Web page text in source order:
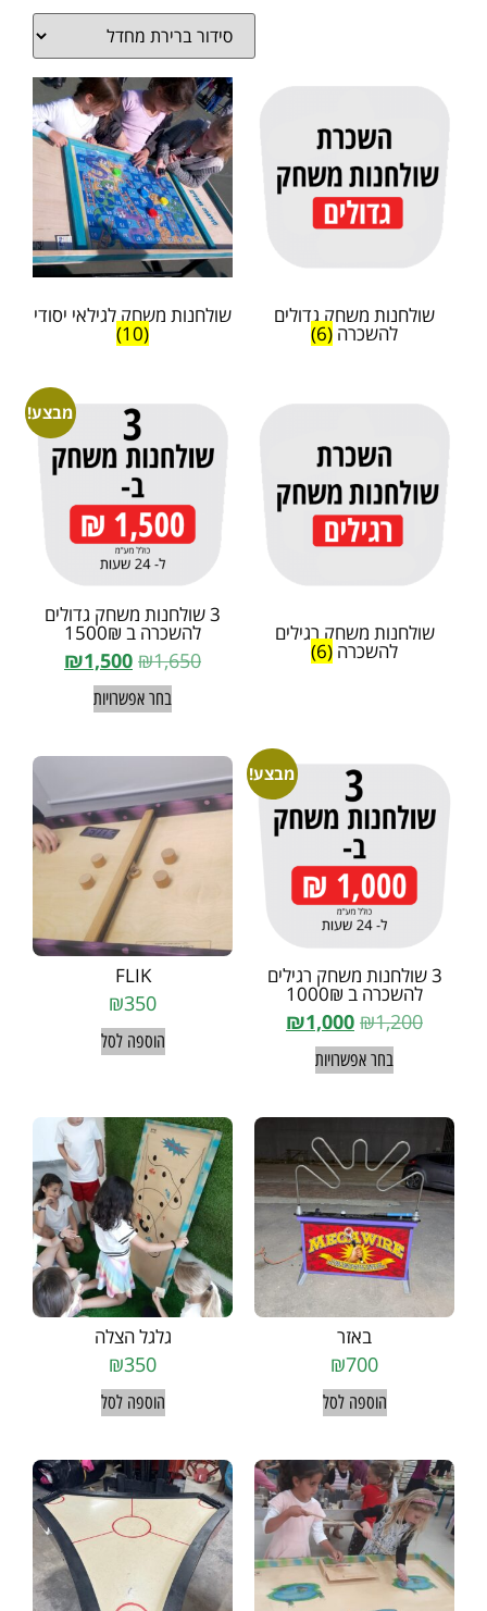
שולחנות משחק גדולים
להשכרה (6)
שולחנות משחק לגילאי יסודי
(10)
שולחנות משחק רגילים
להשכרה (6)
מבצע!
3 שולחנות משחק גדולים
להשכרה ב 1500₪
₪1,650
₪1,500
בחר אפשרויות
מבצע!
3 שולחנות משחק רגילים
להשכרה ב 1000₪
₪1,200
₪1,000
בחר אפשרויות
FLIK
₪350
הוספה לסל
באזר
₪700
הוספה לסל
גלגל הצלה
₪350
הוספה לסל